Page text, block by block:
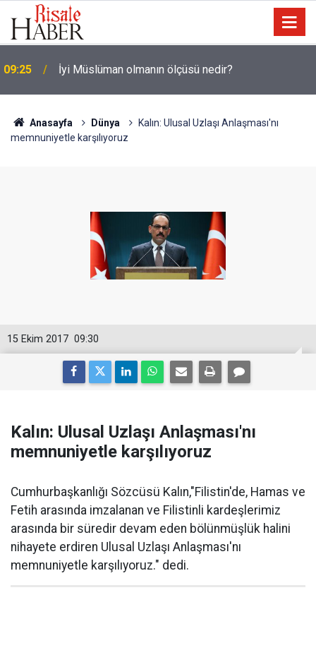
08:47
LGS yerleştirme raporu açıklandı: Şampiyonların
tercih ettiği liseler
Anasayfa Dünya
Kalın: Ulusal Uzlaşı Anlaşması'nı
memnuniyetle karşılıyoruz
09:30
15 Ekim 2017
Kalın: Ulusal Uzlaşı Anlaşması'nı
memnuniyetle karşılıyoruz
Cumhurbaşkanlığı Sözcüsü Kalın,"Filistin'de, Hamas ve
Fetih arasında imzalanan ve Filistinli kardeşlerimiz
arasında bir süredir devam eden bölünmüşlük halini
nihayete erdiren Ulusal Uzlaşı Anlaşması'nı
memnuniyetle karşılıyoruz." dedi.